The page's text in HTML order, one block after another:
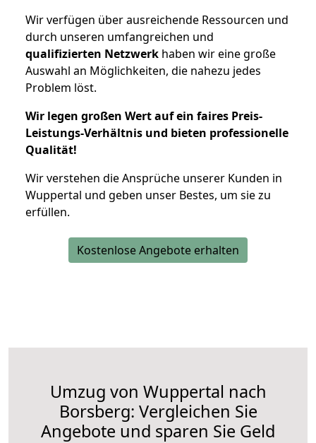
Wir verfügen über ausreichende Ressourcen und
durch unseren umfangreichen und
qualifizierten Netzwerk haben wir eine große
Auswahl an Möglichkeiten, die nahezu jedes
Problem löst.
Wir legen großen Wert auf ein faires Preis-
Leistungs-Verhältnis und bieten professionelle
Qualität!
Wir verstehen die Ansprüche unserer Kunden in
Wuppertal und geben unser Bestes, um sie zu
erfüllen.
Kostenlose Angebote erhalten
Umzug von Wuppertal nach
Borsberg: Vergleichen Sie
Angebote und sparen Sie Geld